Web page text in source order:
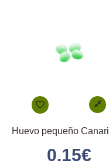
0.15€